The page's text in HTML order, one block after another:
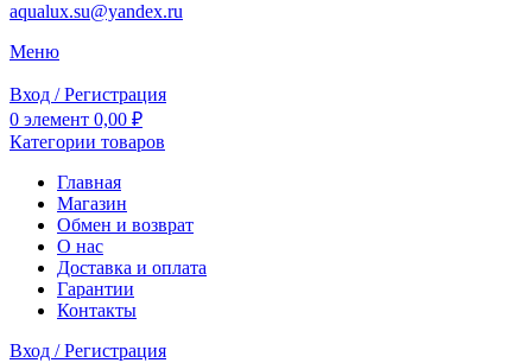
aqualux.su@yandex.ru
Меню
Вход / Регистрация
0 элемент 0,00 ₽
Категории товаров
Главная
Магазин
Обмен и возврат
О нас
Доставка и оплата
Гарантии
Контакты
Вход / Регистрация